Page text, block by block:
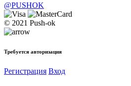
@PUSHOK
© 2021 Push-ok
Требуется авторизация
Регистрация Вход